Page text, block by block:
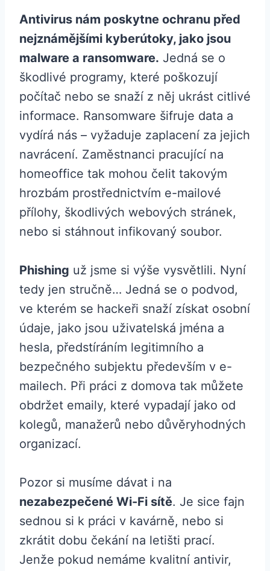
Antivirus nám poskytne ochranu před
nejznámějšími kyberútoky, jako jsou
malware a ransomware. Jedná se o
škodlivé programy, které poškozují
počítač nebo se snaží z něj ukrást citlivé
informace. Ransomware šifruje data a
vydírá nás – vyžaduje zaplacení za jejich
navrácení. Zaměstnanci pracující na
homeoffice tak mohou čelit takovým
hrozbám prostřednictvím e-mailové
přílohy, škodlivých webových stránek,
nebo si stáhnout infikovaný soubor.
Phishing už jsme si výše vysvětlili. Nyní
tedy jen stručně… Jedná se o podvod,
ve kterém se hackeři snaží získat osobní
údaje, jako jsou uživatelská jména a
hesla, předstíráním legitimního a
bezpečného subjektu především v e-
mailech. Při práci z domova tak můžete
obdržet emaily, které vypadají jako od
kolegů, manažerů nebo důvěryhodných
organizací.
Pozor si musíme dávat i na
nezabezpečené Wi-Fi sítě. Je sice fajn
sednou si k práci v kavárně, nebo si
zkrátit dobu čekání na letišti prací.
Jenže pokud nemáme kvalitní antivir,